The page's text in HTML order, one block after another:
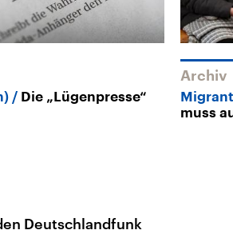
Die „Lügenpresse“
Archiv
muss
Deutschlandfunk